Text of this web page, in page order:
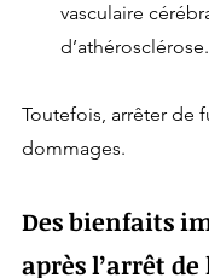
vasculaire
d’athérosclérose.
Toutefois, arrêter de
dommages.
Des bienfaits
après l’arrêt